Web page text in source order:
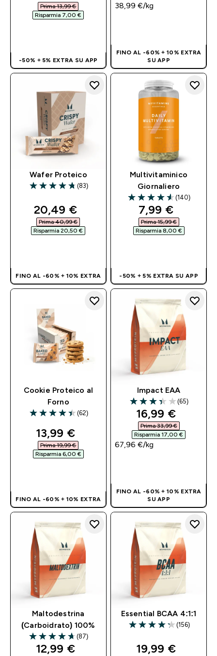
Prima 13,99 €‎
Risparmia 7,00 €‎
-50% + 5% EXTRA SU APP
38,99 €‎/kg
FINO AL -60% + 10% EXTRA
SU APP
Wafer Proteico
4.76 out of 5 stars
(83)
discounted price
20,49 €‎
Prima 40,99 €‎
Risparmia 20,50 €‎
FINO AL -60% + 10% EXTRA
Multivitaminico
Giornaliero
4.54 out of 5 stars
(140)
discounted
7,99 €‎
Prima 15,99 €‎
Risparmia 8,00 €‎
-50% + 5% EXTRA SU APP
Cookie Proteico al
Forno
4.42 out of 5 stars
(62)
discounted price
13,99 €‎
Prima 19,99 €‎
Risparmia 6,00 €‎
FINO AL -60% + 10% EXTRA
Impact EAA
3.38 out of 5 stars
(65)
discounted
16,99 €‎
Prima 33,99 €‎
Risparmia 17,00 €‎
67,96 €‎/kg
FINO AL -60% + 10% EXTRA
SU APP
Maltodestrina
(Carboidrato) 100%
4.68 out of 5 stars
(87)
discounted price
12,99 €‎
Essential BCAA 4:1:1
4.27 out of 5 stars
(156)
discounted
19,99 €‎